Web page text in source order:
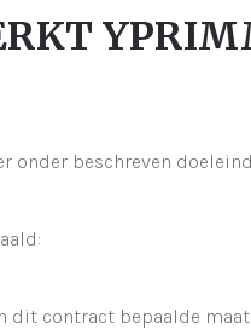
onder beschreven
contract bepaalde